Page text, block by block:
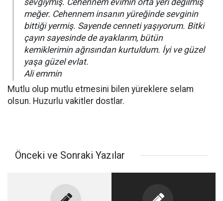
sevgiymiş. Cehennem evimin orta yeri değilmiş
meğer. Cehennem insanın yüreğinde sevginin
bittiği yermiş. Sayende cenneti yaşıyorum. Bitki
çayın sayesinde de ayaklarım, bütün
kemiklerimin ağrısından kurtuldum. İyi ve güzel
yaşa güzel evlat.
Ali emmin
Mutlu olup mutlu etmesini bilen yüreklere selam
olsun. Huzurlu vakitler dostlar.
Önceki ve Sonraki Yazılar